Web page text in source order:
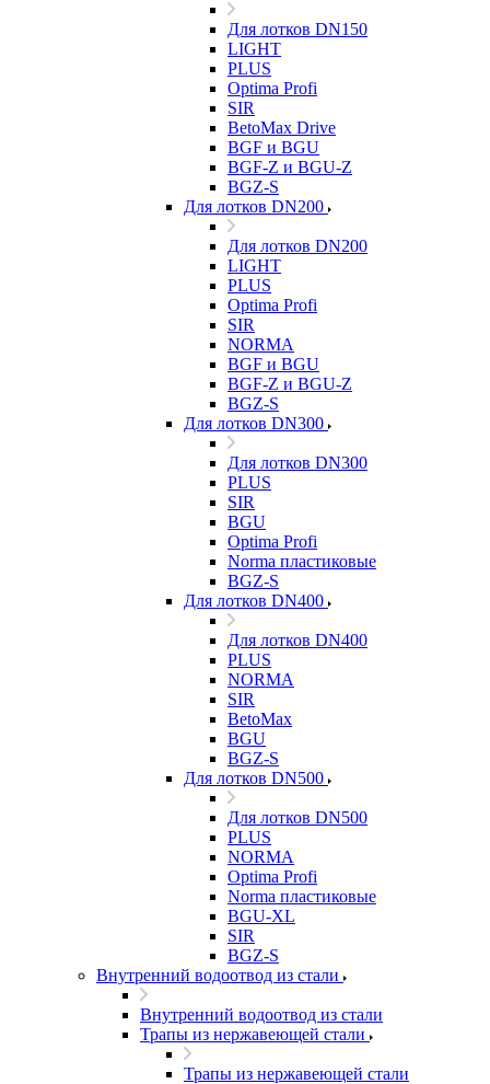
Для лотков DN150
LIGHT
PLUS
Optima Profi
SIR
BetoMax Drive
BGF и BGU
BGF-Z и BGU-Z
BGZ-S
Для лотков DN200
Для лотков DN200
LIGHT
PLUS
Optima Profi
SIR
NORMA
BGF и BGU
BGF-Z и BGU-Z
BGZ-S
Для лотков DN300
Для лотков DN300
PLUS
SIR
BGU
Optima Profi
Norma пластиковые
BGZ-S
Для лотков DN400
Для лотков DN400
PLUS
NORMA
SIR
BetoMax
BGU
BGZ-S
Для лотков DN500
Для лотков DN500
PLUS
NORMA
Optima Profi
Norma пластиковые
BGU-XL
SIR
BGZ-S
Внутренний водоотвод из стали
Внутренний водоотвод из стали
Трапы из нержавеющей стали
Трапы из нержавеющей стали